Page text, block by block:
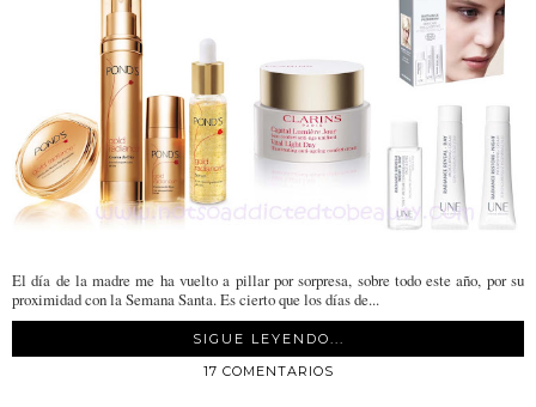
El día de la madre me ha vuelto a pillar por sorpresa, sobre todo este año, por su
proximidad con la Semana Santa. Es cierto que los días de...
SIGUE LEYENDO...
17 COMENTARIOS